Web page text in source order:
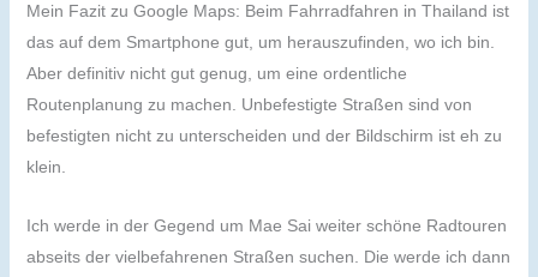
Mein Fazit zu Google Maps: Beim Fahrradfahren in Thailand ist
das auf dem Smartphone gut, um herauszufinden, wo ich bin.
Aber definitiv nicht gut genug, um eine ordentliche
Routenplanung zu machen. Unbefestigte Straßen sind von
befestigten nicht zu unterscheiden und der Bildschirm ist eh zu
klein.
Ich werde in der Gegend um Mae Sai weiter schöne Radtouren
abseits der vielbefahrenen Straßen suchen. Die werde ich dann